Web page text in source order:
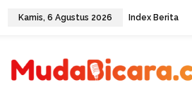
Kamis, 6 Agustus 2026 Index Berita